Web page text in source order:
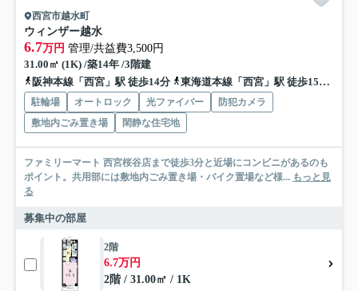
西宮市越水町
ウィンザー越水
6.7万円 管理/共益費3,500円
31.00㎡ (1K) /築14年 /3階建
阪神本線「西宮」駅 徒歩14分
東海道本線「西宮」駅 徒歩15分
駐輪場 オートロック 光ファイバー
防犯カメラ
敷地内ごみ置き場
閑静な住宅地
ファミリーマート 西宮桜谷店まで徒歩3分と近場にコンビニがあるのも
ポイント。共用部には敷地内ごみ置き場・バイク置場など様... もっと見
る
募集中の部屋
2階
6.7万円
2階 / 31.00㎡ / 1K